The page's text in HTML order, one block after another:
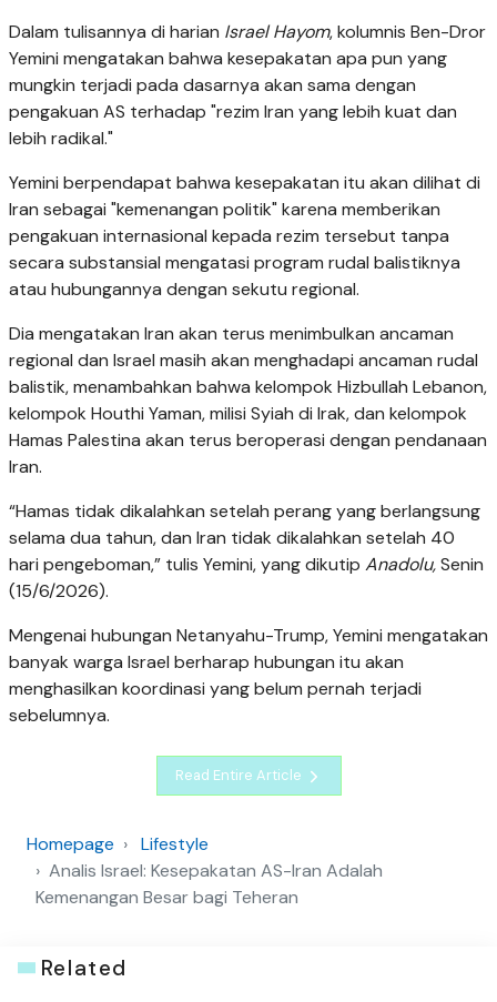
Dalam tulisannya di harian Israel Hayom, kolumnis Ben-Dror
Yemini mengatakan bahwa kesepakatan apa pun yang
mungkin terjadi pada dasarnya akan sama dengan
pengakuan AS terhadap "rezim Iran yang lebih kuat dan
lebih radikal."
Yemini berpendapat bahwa kesepakatan itu akan dilihat di
Iran sebagai "kemenangan politik" karena memberikan
pengakuan internasional kepada rezim tersebut tanpa
secara substansial mengatasi program rudal balistiknya
atau hubungannya dengan sekutu regional.
Dia mengatakan Iran akan terus menimbulkan ancaman
regional dan Israel masih akan menghadapi ancaman rudal
balistik, menambahkan bahwa kelompok Hizbullah Lebanon,
kelompok Houthi Yaman, milisi Syiah di Irak, dan kelompok
Hamas Palestina akan terus beroperasi dengan pendanaan
Iran.
“Hamas tidak dikalahkan setelah perang yang berlangsung
selama dua tahun, dan Iran tidak dikalahkan setelah 40
hari pengeboman,” tulis Yemini, yang dikutip Anadolu,Senin
(15/6/2026).
Mengenai hubungan Netanyahu-Trump, Yemini mengatakan
banyak warga Israel berharap hubungan itu akan
menghasilkan koordinasi yang belum pernah terjadi
sebelumnya.
Read Entire Article
Homepage
Lifestyle
Analis Israel: Kesepakatan AS-Iran Adalah
Kemenangan Besar bagi Teheran
Related